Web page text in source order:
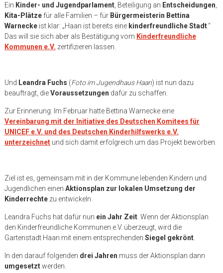
Ein Kinder- und Jugendparlament, Beteiligung an Entscheidungen
Kita-Plätzefür alle Familien – für Bürgermeisterin Bettina
Warneckeist klar: „Haan ist bereits eine kinderfreundliche Stadt.“
Das will sie sich aber als Bestätigung vom Kinderfreundliche
Kommunen e.V. zertifizieren lassen.
Und Leandra Fuchs (Foto im Jugendhaus Haan) ist nun dazu
beauftragt, dieVoraussetzungen dafür zu schaffen.
Zur Erinnerung: Im Februar hatte Bettina Warnecke eine
Vereinbarung mit der Initiative des Deutschen Komitees für
UNICEF e.V. und des Deutschen Kinderhilfswerks e.V.
unterzeichnetund sich damit erfolgreich um das Projekt beworben.
Ziel ist es, gemeinsam mit in der Kommune lebenden Kindern und
Jugendlichen einen Aktionsplan zur lokalen Umsetzung der
Kinderrechtezu entwickeln.
Leandra Fuchs hat dafür nun ein Jahr Zeit. Wenn der Aktionsplan
den Kinderfreundliche Kommunen e.V. überzeugt, wird die
Gartenstadt Haan mit einem entsprechenden Siegel gekrönt.
In den darauf folgenden drei Jahren muss der Aktionsplan dann
umgesetztwerden.